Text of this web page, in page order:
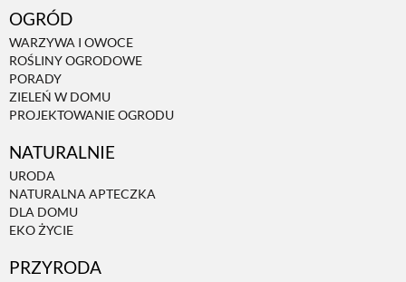
OGRÓD
WARZYWA I OWOCE
ROŚLINY OGRODOWE
PORADY
ZIELEŃ W DOMU
PROJEKTOWANIE OGRODU
NATURALNIE
URODA
NATURALNA APTECZKA
DLA DOMU
EKO ŻYCIE
PRZYRODA
NATURALNA APTECZKA